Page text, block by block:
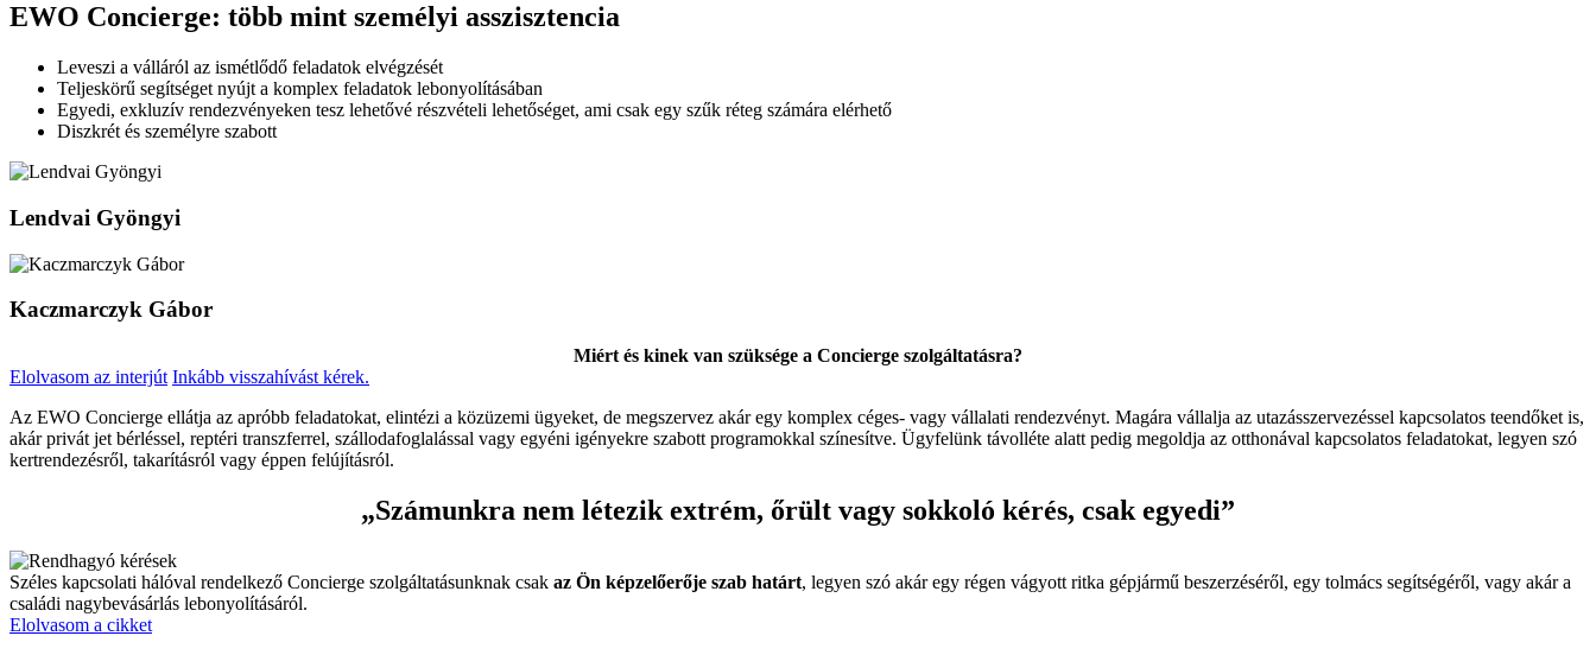
EWO Concierge: több mint személyi asszisztencia
Leveszi a válláról az ismétlődő feladatok elvégzését
Teljeskörű segítséget nyújt a komplex feladatok lebonyolításában
Egyedi, exkluzív rendezvényeken tesz lehetővé részvételi lehetőséget, ami csak egy szűk réteg számára elérhető
Diszkrét és személyre szabott
Lendvai Gyöngyi
Kaczmarczyk Gábor
Miért és kinek van szüksége a Concierge szolgáltatásra?
Elolvasom az interjút Inkább visszahívást kérek.
Az EWO Concierge ellátja az apróbb feladatokat, elintézi a közüzemi ügyeket, de megszervez akár egy komplex céges- vagy vállalati rendezvényt. Magára vállalja az utazásszervezéssel kapcsolatos teendőket is,
akár privát jet bérléssel, reptéri transzferrel, szállodafoglalással vagy egyéni igényekre szabott programokkal színesítve. Ügyfelünk távolléte alatt pedig megoldja az otthonával kapcsolatos feladatokat, legyen szó
kertrendezésről, takarításról vagy éppen felújításról.
„Számunkra nem létezik extrém, őrült vagy sokkoló kérés, csak egyedi”
Széles kapcsolati hálóval rendelkező Concierge szolgáltatásunknak csak az Ön képzelőerője szab határt, legyen szó akár egy régen vágyott ritka gépjármű beszerzéséről, egy tolmács segítségéről, vagy akár a
családi nagybevásárlás lebonyolításáról.
Elolvasom a cikket